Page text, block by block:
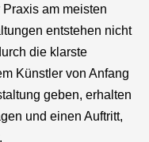
am meisten
entstehen nicht
die klarste
Künstler von Anfang
geben, erhalten
und einen Auftritt,